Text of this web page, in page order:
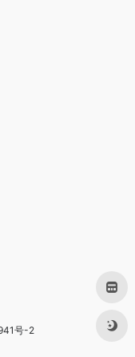
号-2